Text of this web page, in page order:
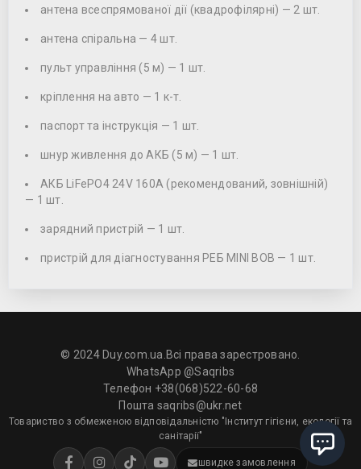
антена всеспрямованої дії (квадрофілярні) — 2 шт.
антена спіральна — 4 шт.
пульт управління (5 м) — 1 шт.
кріплення на авто — 1 к-т.
паспорт та інструкція — 1 шт.
шнур живлення до АКБ (5 м) — 1 шт.
АКБ LiFePO4 24V 160А (рекомендований, зовнішній)
— 1 шт.
зарядний пристрій — 1 шт.
пристрій для діагностування РЕБ MINI BOB — 1 шт.
© 2024 Duy.com.ua.Всі права зарестровано.
WhatsApp@Saqribs
Телефон +38(068)522-60-68
Пошта saqribs@ukr.net
Товариство з обмеженою відповідальністю "Інститут гігієни, екології та
санітарії"
швидке замовлення